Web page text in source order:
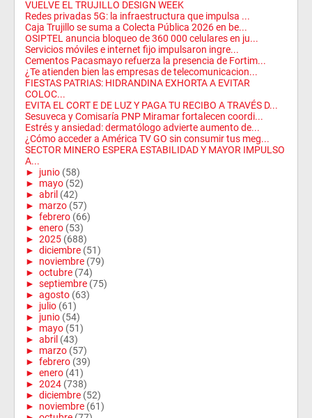
VUELVE EL TRUJILLO DESIGN WEEK
Redes privadas 5G: la infraestructura que impulsa ...
Caja Trujillo se suma a Colecta Pública 2026 en be...
OSIPTEL anuncia bloqueo de 360 000 celulares en ju...
Servicios móviles e internet fijo impulsaron ingre...
Cementos Pacasmayo refuerza la presencia de Fortim...
¿Te atienden bien las empresas de telecomunicacion...
FIESTAS PATRIAS: HIDRANDINA EXHORTA A EVITAR
COLOC...
EVITA EL CORT E DE LUZ Y PAGA TU RECIBO A TRAVÉS D...
Sesuveca y Comisaría PNP Miramar fortalecen coordi...
Estrés y ansiedad: dermatólogo advierte aumento de...
¿Cómo acceder a América TV GO sin consumir tus meg...
SECTOR MINERO ESPERA ESTABILIDAD Y MAYOR IMPULSO
A...
► junio (58)
► mayo (52)
► abril (42)
► marzo (57)
► febrero (66)
► enero (53)
► 2025 (688)
► diciembre (51)
► noviembre (79)
► octubre (74)
► septiembre (75)
► agosto (63)
► julio (61)
► junio (54)
► mayo (51)
► abril (43)
► marzo (57)
► febrero (39)
► enero (41)
► 2024 (738)
► diciembre (52)
► noviembre (61)